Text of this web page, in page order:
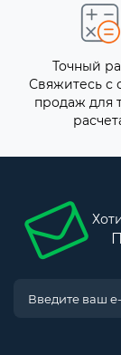
Точный
Свяжитесь с
продаж для